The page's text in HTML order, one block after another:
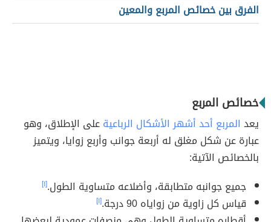
الفرق بين خصائص المربع والمعين
خصائص المربع
يعد المربع أحد أشهر الأشكال الرباعيةعلى الإطلاق، وهو
عبارة عن شكل مغلق له أربعة جوانب وأربع زوايا، ويتميز
بالخصائص الآتية:
جميع جوانبه متطابقة، وأضلاعه متساوية الطول.[١]
قياس كل زاوية من زواياه 90 درجة. [١]